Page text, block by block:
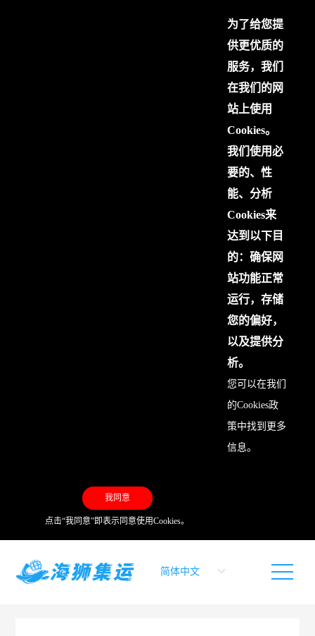
为了给您提
供更优质的
服务，我们
在我们的网
站上使用
Cookies。
我们使用必
要的、性
能、分析
Cookies来
达到以下目
的：确保网
站功能正常
运行，存储
您的偏好，
以及提供分
析。
您可以在我们
的Cookies政
策中找到更多
信息。
我同意
点击“我同意”即表示同意使用Cookies。